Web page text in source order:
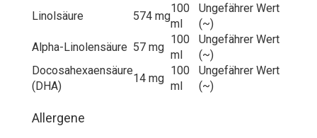
Linolsäure
574 mg
100
ml
Ungefährer Wert
(~)
Alpha-Linolensäure 57 mg
100
ml
Ungefährer Wert
(~)
Docosahexaensäure
(DHA)
14 mg
100
ml
Ungefährer Wert
(~)
Allergene